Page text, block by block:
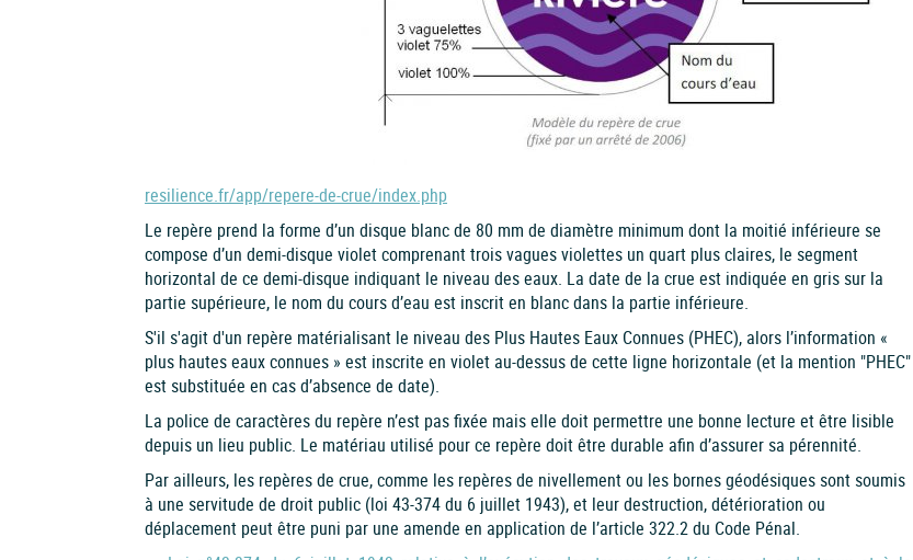
resilience.fr/app/repere-de-crue/index.php
Le repère prend la forme d’un disque blanc de 80 mm de diamètre minimum dont la moitié inférieure se
compose d’un demi-disque violet comprenant trois vagues violettes un quart plus claires, le segment
horizontal de ce demi-disque indiquant le niveau des eaux. La date de la crue est indiquée en gris sur la
partie supérieure, le nom du cours d’eau est inscrit en blanc dans la partie inférieure.
S'il s'agit d'un repère matérialisant le niveau des Plus Hautes Eaux Connues (PHEC), alors l’information «
plus hautes eaux connues » est inscrite en violet au-dessus de cette ligne horizontale (et la mention "PHEC"
est substituée en cas d’absence de date).
La police de caractères du repère n’est pas fixée mais elle doit permettre une bonne lecture et être lisible
depuis un lieu public. Le matériau utilisé pour ce repère doit être durable afin d’assurer sa pérennité.
Par ailleurs, les repères de crue, comme les repères de nivellement ou les bornes géodésiques sont soumis
à une servitude de droit public (loi 43-374 du 6 juillet 1943), et leur destruction, détérioration ou
déplacement peut être puni par une amende en application de l’article 322.2 du Code Pénal.